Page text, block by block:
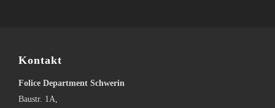
Kontakt
Folice Department Schwerin
Baustr. 1A,